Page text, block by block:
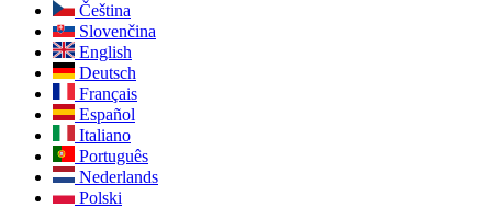
Čeština
Slovenčina
English
Deutsch
Français
Español
Italiano
Português
Nederlands
Polski